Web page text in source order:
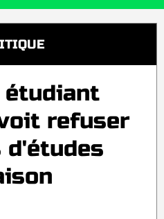
étudiant
refuser
d'études